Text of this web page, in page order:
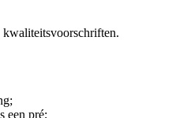
een pré;